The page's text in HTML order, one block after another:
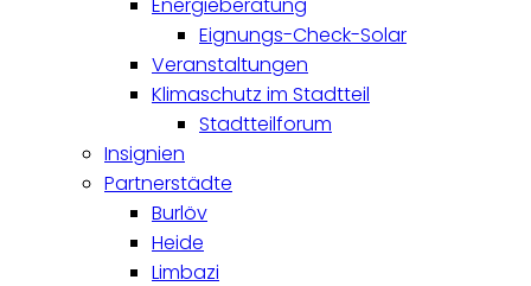
Eignungs-Check-Solar
Veranstaltungen
Klimaschutz im Stadtteil
Stadtteilforum
Insignien
Partnerstädte
Burlöv
Heide
Limbazi